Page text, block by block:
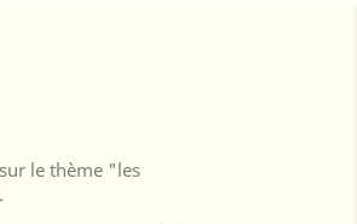
le thème "les